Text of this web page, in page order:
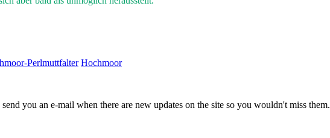
Perlmuttfalter Hochmoor
you an e-mail when there are new updates on the site so you wouldn't miss them.